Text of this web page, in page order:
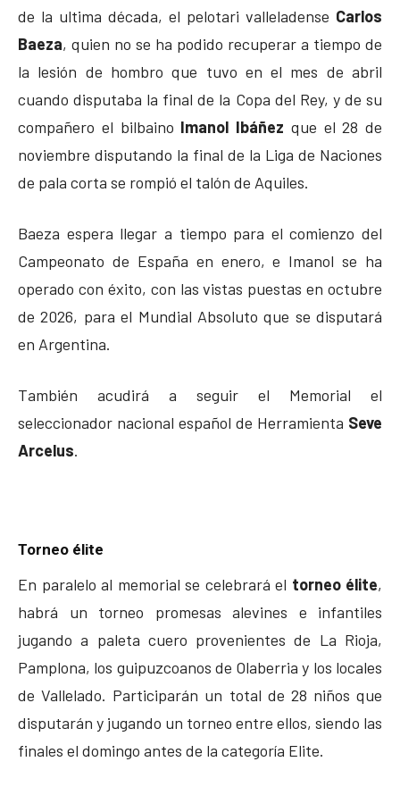
de la ultima década, el pelotari valleladense Carlos
Baeza, quien no se ha podido recuperar a tiempo de
la lesión de hombro que tuvo en el mes de abril
cuando disputaba la final de la Copa del Rey, y de su
compañero el bilbaino Imanol Ibáñez que el 28 de
noviembre disputando la final de la Liga de Naciones
de pala corta se rompió el talón de Aquiles.
Baeza espera llegar a tiempo para el comienzo del
Campeonato de España en enero, e Imanol se ha
operado con éxito, con las vistas puestas en octubre
de 2026, para el Mundial Absoluto que se disputará
en Argentina.
También acudirá a seguir el Memorial el
seleccionador nacional español de Herramienta Seve
Arcelus.
Torneo élite
En paralelo al memorial se celebrará el torneo élite,
habrá un torneo promesas alevines e infantiles
jugando a paleta cuero provenientes de La Rioja,
Pamplona, los guipuzcoanos de Olaberria y los locales
de Vallelado. Participarán un total de 28 niños que
disputarán y jugando un torneo entre ellos, siendo las
finales el domingo antes de la categoría Elite.